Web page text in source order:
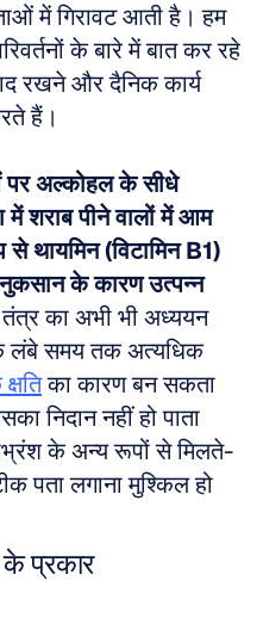
में गिरावट आती है। हम
के बारे में बात कर रहे
रखने और दैनिक कार्य
हैं।
पर अल्कोहल के सीधे
में शराब पीने वालों में आम
थायमिन (विटामिन B1)
के कारण उत्पन्न
का अभी भी अध्ययन
लंबे समय तक अत्यधिक
का कारण बन सकता
निदान नहीं हो पाता
के अन्य रूपों से मिलते-
पता लगाना मुश्किल हो
प्रकार